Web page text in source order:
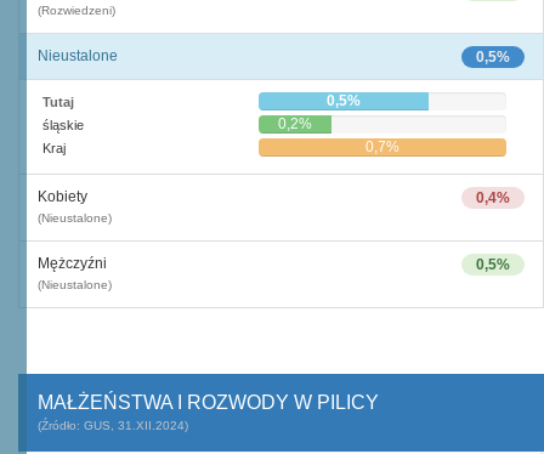
(Rozwiedzeni)
0,5%
Nieustalone
Tutaj 0,5%
śląskie 0,2%
Kraj 0,7%
0,4%
Kobiety
(Nieustalone)
0,5%
Mężczyźni
(Nieustalone)
MAŁŻEŃSTWA I ROZWODY W PILICY
(Źródło: GUS, 31.XII.2024)